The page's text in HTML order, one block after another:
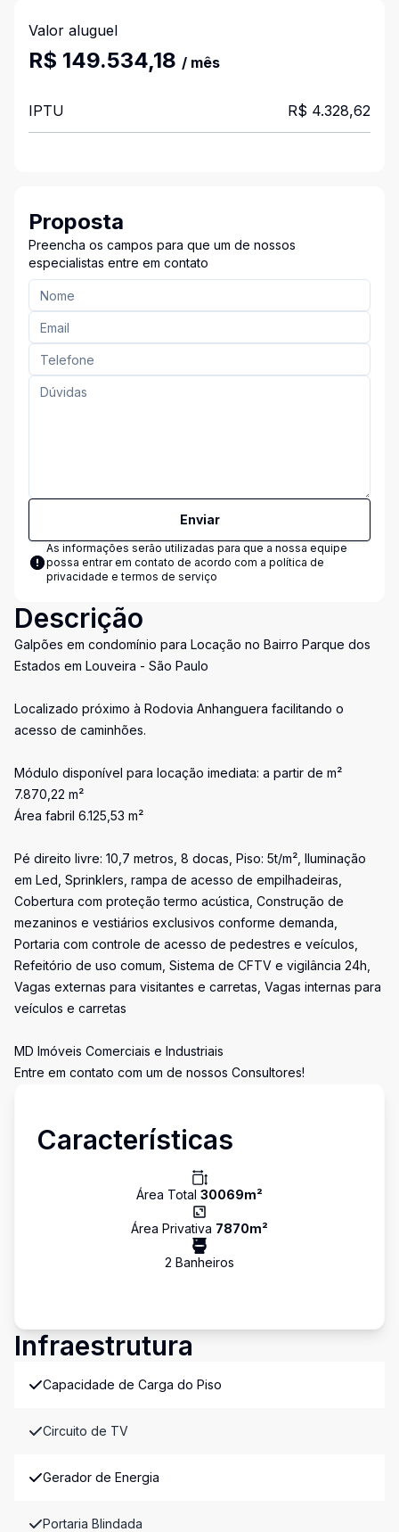
Valor aluguel
R$ 149.534,18 / mês
IPTU R$ 4.328,62
Proposta
Preencha os campos para que um de nossos
especialistas entre em contato
Enviar
As informações serão utilizadas para que a nossa equipe
possa entrar em contato de acordo com a política de
privacidade e termos de serviço
Descrição
Galpões em condomínio para Locação no Bairro Parque dos
Estados em Louveira - São Paulo
Localizado próximo à Rodovia Anhanguera facilitando o
acesso de caminhões.
Módulo disponível para locação imediata: a partir de m²
7.870,22 m²
Área fabril 6.125,53 m²
Pé direito livre: 10,7 metros, 8 docas, Piso: 5t/m², Iluminação
em Led, Sprinklers, rampa de acesso de empilhadeiras,
Cobertura com proteção termo acústica, Construção de
mezaninos e vestiários exclusivos conforme demanda,
Portaria com controle de acesso de pedestres e veículos,
Refeitório de uso comum, Sistema de CFTV e vigilância 24h,
Vagas externas para visitantes e carretas, Vagas internas para
veículos e carretas
MD Imóveis Comerciais e Industriais
Entre em contato com um de nossos Consultores!
Características
Área Total 30069m²
Área Privativa 7870m²
2 Banheiros
Infraestrutura
Capacidade de Carga do Piso
Circuito de TV
Gerador de Energia
Portaria Blindada